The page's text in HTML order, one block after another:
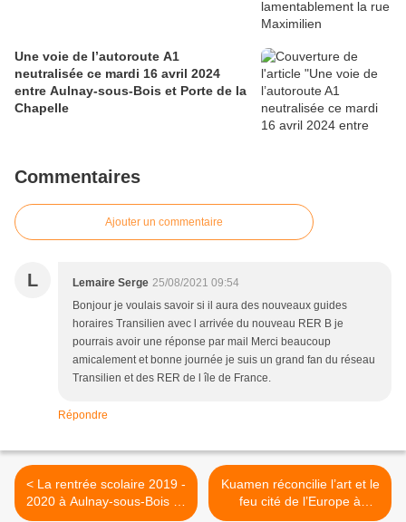
Une voie de l’autoroute A1
neutralisée ce mardi 16 avril 2024
entre Aulnay-sous-Bois et Porte de la
Chapelle
Commentaires
Ajouter un commentaire
L Lemaire Serge 25/08/2021 09:54
Bonjour je voulais savoir si il aura des nouveaux guides
horaires Transilien avec l arrivée du nouveau RER B je
pourrais avoir une réponse par mail Merci beaucoup
amicalement et bonne journée je suis un grand fan du réseau
Transilien et des RER de l île de France.
Répondre
< La rentrée scolaire 2019 -
2020 à Aulnay-sous-Bois se
prépare maintenant
Kuamen réconcilie l’art et le
feu cité de l’Europe à
Aulnay-sous-Bois >